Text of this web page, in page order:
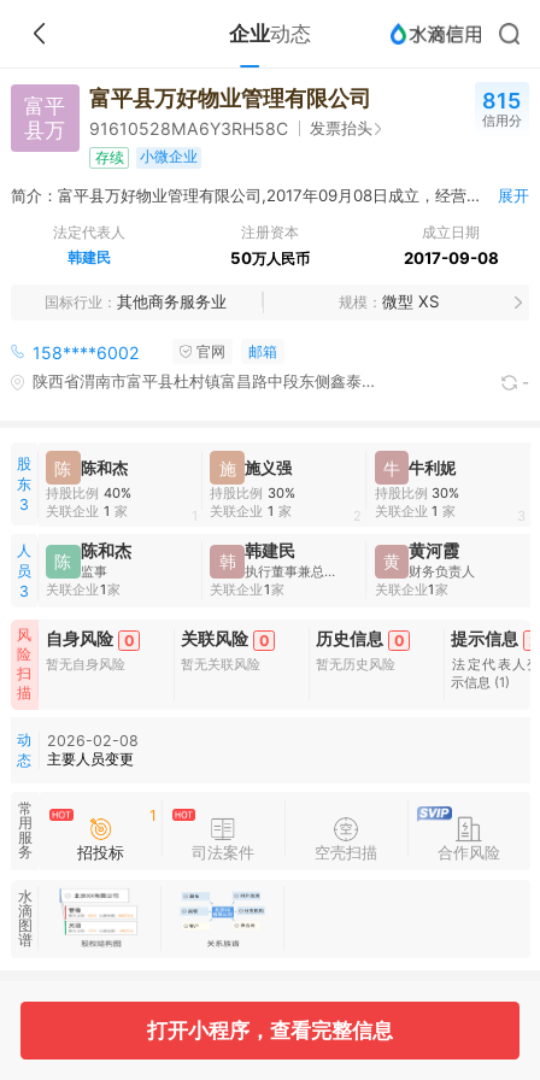
企业动态
富平
县万
富平县万好物业管理有限公司
91610528MA6Y3RH58C 发票抬头
存续 小微企业
815
信用分
简介：富平县万好物业管理有限公司,2017年09月08日成立，经营范围包括许可经营项目：（上述经营范围涉及许可经营项目的，凭许可证明文件或批准证书在有效期内经营，未经许可不得经营）。 一般经营项目：物业管理服务；房屋租赁服务；家政保洁服务；园林绿化施工。 展开
法定代表人
韩建民
注册资本
50万人民币
成立日期
2017-09-08
国标行业 其他商务服务业 规模 微型 XS
158****6002 官网 邮箱
陕西省渭南市富平县杜村镇富昌路中段东侧鑫泰康居1#商住楼1-2楼7号商铺 -
股
东
3
陈 陈和杰
持股比例 40%
关联企业 1 家 1
施 施义强
持股比例 30%
关联企业 1 家 2
牛 牛利妮
持股比例 30%
关联企业 1 家 3
人
员
3
陈 陈和杰
监事
关联企业1家
韩 韩建民
执行董事兼总经理
关联企业1家
黄 黄河霞
财务负责人
关联企业1家
风
险
扫
描
自身风险 0
暂无自身风险
关联风险 0
暂无关联风险
历史信息 0
暂无历史风险
提示信息 2
法定代表人
示信息 (1)
动
态
2026-02-08
主要人员变更
常
用
服
务
1
招投标 司法案件 空壳扫描 合作风险
水
滴
图
谱
打开小程序，查看完整信息